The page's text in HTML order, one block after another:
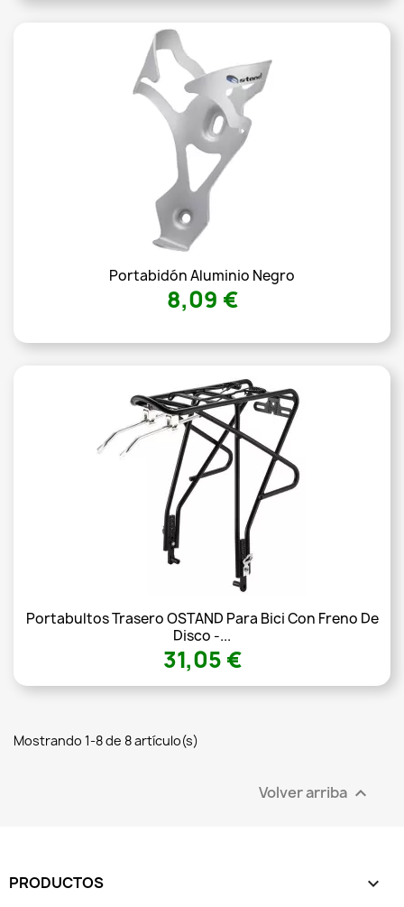
Portabidón Aluminio Negro
8,09 €
Portabultos Trasero OSTAND Para Bici Con Freno De
Disco -...
31,05 €
Mostrando 1-8 de 8 artículo(s)
Volver arriba 
PRODUCTOS 